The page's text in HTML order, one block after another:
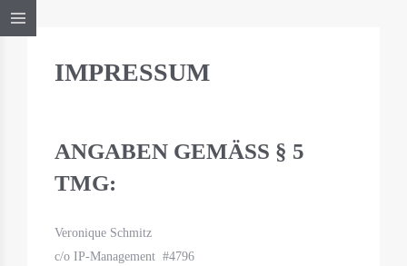
IMPRESSUM
ANGABEN GEMÄSS § 5 T
MG:
Veronique Schmitz
c/o IP-Management #4796